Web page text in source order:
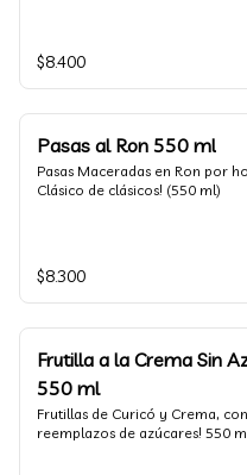
$8.400
Pasas al Ron 550 ml
Pasas Maceradas en Ron por
Clásico de clásicos! (550 ml)
$8.300
Frutilla a la Crema Sin
550 ml
Frutillas de Curicó y Crema, con
reemplazos de azúcares! 550